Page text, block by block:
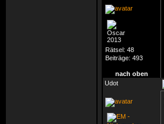
Rätsel: 48
Beiträge: 493
nach oben
Udot